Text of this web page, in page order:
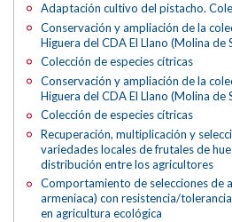
Adaptación cultivo del pistacho.
Conservación y ampliación de la
Higuera del CDA El Llano (Molina de
Colección de especies cítricas
Conservación y ampliación de la
Higuera del CDA El Llano (Molina de
Colección de especies cítricas
Recuperación, multiplicación y
variedades locales de frutales de
distribución entre los agricultores
Comportamiento de selecciones de
armeniaca) con resistencia/
en agricultura ecológica